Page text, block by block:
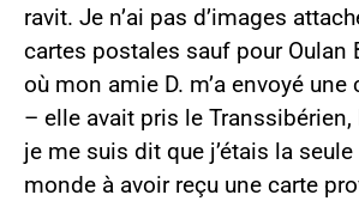
ravit. Je n’ai pas d’images
cartes postales sauf pour Oulan
où mon amie D. m’a envoyé une
– elle avait pris le Transsibérien,
je me suis dit que j’étais la
monde à avoir reçu une carte